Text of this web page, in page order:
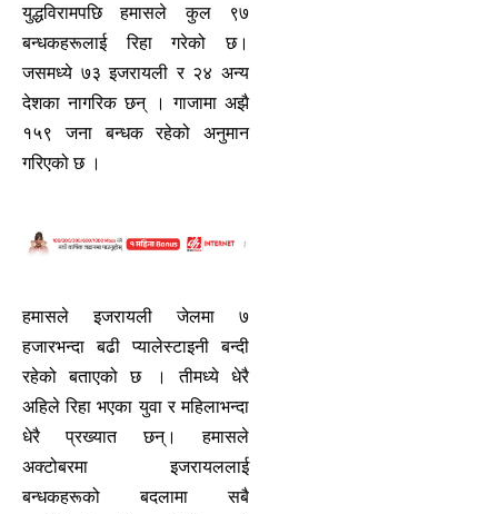
युद्धविरामपछि हमासले कुल ९७
बन्धकहरूलाई रिहा गरेको छ।
जसमध्ये ७३ इजरायली र २४ अन्य
देशका नागरिक छन् । गाजामा अझै
१५९ जना बन्धक रहेको अनुमान
गरिएको छ ।
हमासले इजरायली जेलमा ७
हजारभन्दा बढी प्यालेस्टाइनी बन्दी
रहेको बताएको छ । तीमध्ये धेरै
अहिले रिहा भएका युवा र महिलाभन्दा
धेरै प्रख्यात छन्। हमासले
अक्टोबरमा इजरायललाई
बन्धकहरूको बदलामा सबै